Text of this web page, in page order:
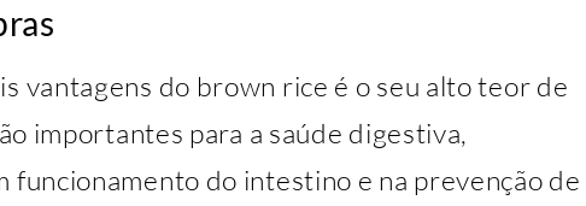
vantagens do brown rice é o seu alto teor de
importantes para a saúde digestiva,
funcionamento do intestino e na prevenção de